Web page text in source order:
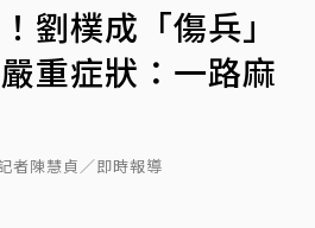
劉樸成「傷兵」
重症狀：一路麻
者陳慧貞／即時報導